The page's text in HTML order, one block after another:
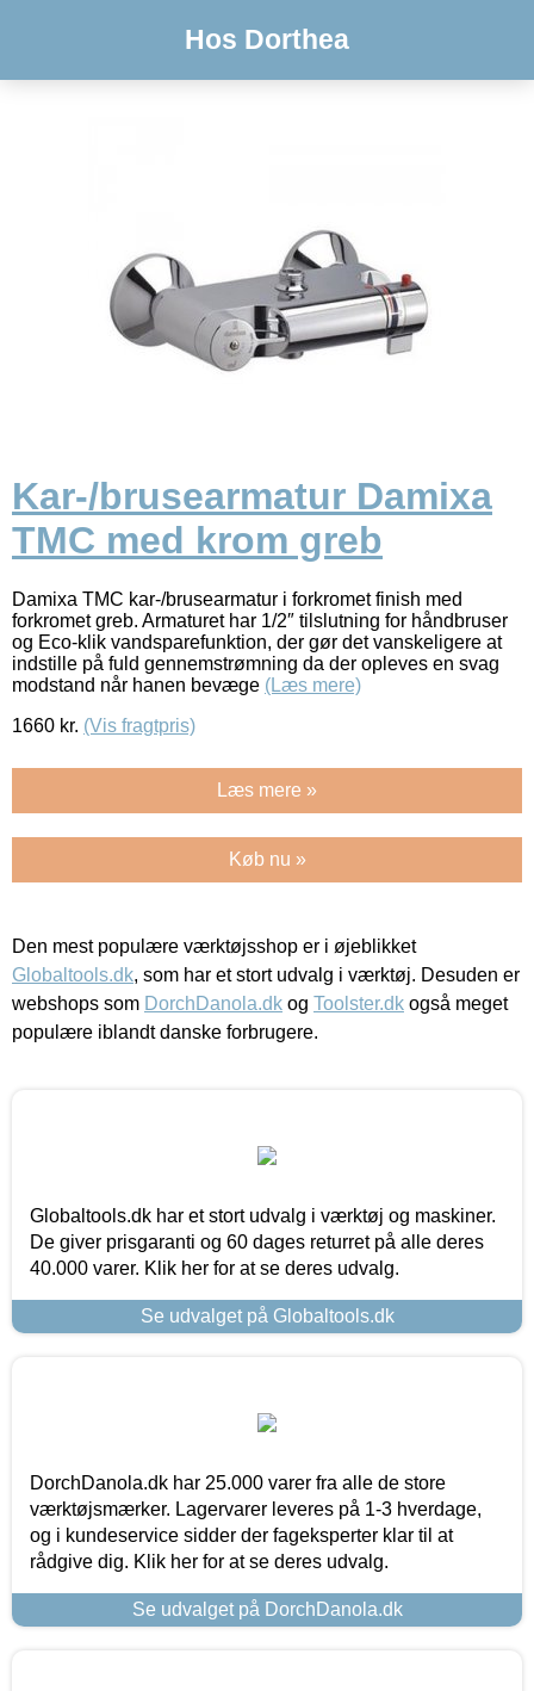
Hos Dorthea
Kar-/brusearmatur Damixa
TMC med krom greb
Damixa TMC kar-/brusearmatur i forkromet finish med
forkromet greb. Armaturet har 1/2″ tilslutning for håndbruser
og Eco-klik vandsparefunktion, der gør det vanskeligere at
indstille på fuld gennemstrømning da der opleves en svag
modstand når hanen bevæge (Læs mere)
1660 kr. (Vis fragtpris)
Læs mere »
Køb nu »
Den mest populære værktøjsshop er i øjeblikket
Globaltools.dk, som har et stort udvalg i værktøj. Desuden er
webshops som DorchDanola.dk og Toolster.dk også meget
populære iblandt danske forbrugere.
Globaltools.dk har et stort udvalg i værktøj og maskiner.
De giver prisgaranti og 60 dages returret på alle deres
40.000 varer. Klik her for at se deres udvalg.
Se udvalget på Globaltools.dk
DorchDanola.dk har 25.000 varer fra alle de store
værktøjsmærker. Lagervarer leveres på 1-3 hverdage,
og i kundeservice sidder der fageksperter klar til at
rådgive dig. Klik her for at se deres udvalg.
Se udvalget på DorchDanola.dk